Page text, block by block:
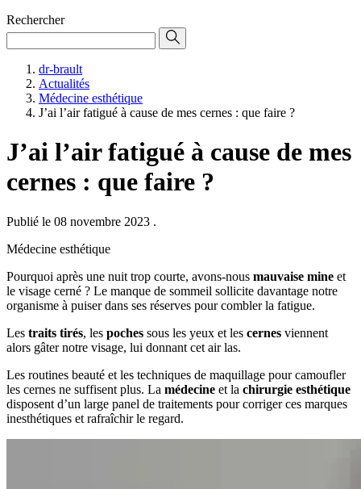
Rechercher
dr-brault
Actualités
Médecine esthétique
J’ai l’air fatigué à cause de mes cernes : que faire ?
J’ai l’air fatigué à cause de mes
cernes : que faire ?
Publié le 08 novembre 2023 .
Médecine esthétique
Pourquoi après une nuit trop courte, avons-nous mauvaise mine et
le visage cerné ? Le manque de sommeil sollicite davantage notre
organisme à puiser dans ses réserves pour combler la fatigue.
Les traits tirés, les poches sous les yeux et les cernes viennent
alors gâter notre visage, lui donnant cet air las.
Les routines beauté et les techniques de maquillage pour camoufler
les cernes ne suffisent plus. La médecine et la chirurgie esthétique
disposent d’un large panel de traitements pour corriger ces marques
inesthétiques et rafraîchir le regard.